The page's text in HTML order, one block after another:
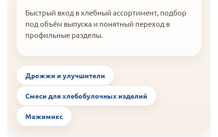
Быстрый вход в хлебный ассортимент, подбор
под объём выпуска и понятный переход в
профильные разделы.
Дрожжи и улучшители
Смеси для хлебобулочных изделий
Мажимикс